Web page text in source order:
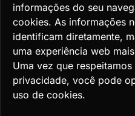
informações do seu
cookies. As informações
identificam diretamente,
uma experiência web
Uma vez que
privacidade, você pode
uso de cookies.
Copyright 2026 Faciap.
Desenvolvido por Zion ACES.